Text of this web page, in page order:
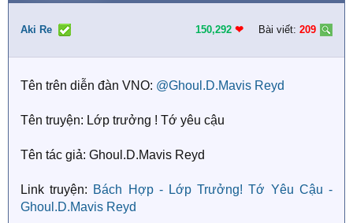
i
n
:
Aki Re 150,292 ❤︎ Bài viết: 209
Tên trên diễn đàn VNO: @Ghoul.D.Mavis Reyd
Tên truyện: Lớp trưởng ! Tớ yêu cậu
Tên tác giả: Ghoul.D.Mavis Reyd
Link truyện: Bách Hợp - Lớp Trưởng! Tớ Yêu Cậu -
Ghoul.D.Mavis Reyd